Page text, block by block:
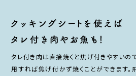
タレ付き肉は直接焼くと焦げ付きやすいの
用すれば焦げ付かず焼くことができます。